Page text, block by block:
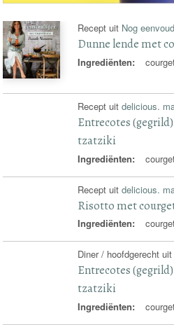
Recept uit Nog
Dunne lende met
Ingrediënten:
Recept uitdelicious.
Entrecotes
tzatziki
Ingrediënten:
Recept uitdelicious.
Risotto met
Ingrediënten:
Diner / hoofdgerecht
Entrecotes
tzatziki
Ingrediënten: